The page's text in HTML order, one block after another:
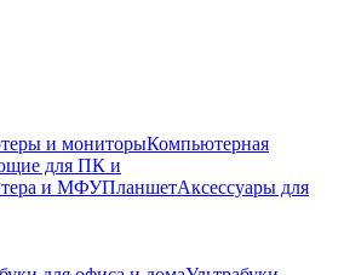
и мониторыКомпьютерная
для ПК и
и МФУПланшетАксессуары для